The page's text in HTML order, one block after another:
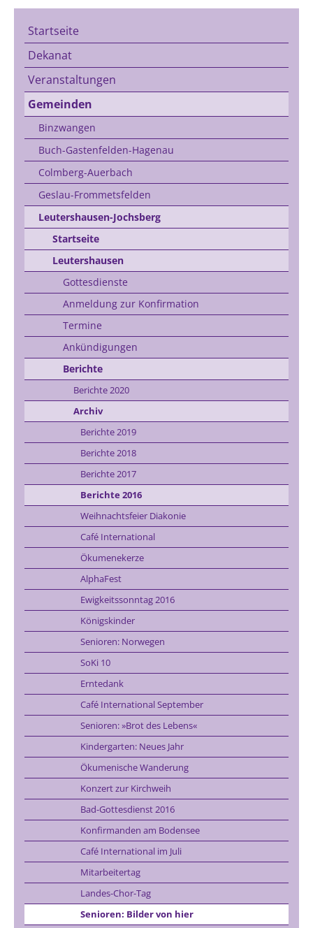
Startseite
Dekanat
Veranstaltungen
Gemeinden
Binzwangen
Buch-Gastenfelden-Hagenau
Colmberg-Auerbach
Geslau-Frommetsfelden
Leutershausen-Jochsberg
Startseite
Leutershausen
Gottesdienste
Anmeldung zur Konfirmation
Termine
Ankündigungen
Berichte
Berichte 2020
Archiv
Berichte 2019
Berichte 2018
Berichte 2017
Berichte 2016
Weihnachtsfeier Diakonie
Café International
Ökumenekerze
AlphaFest
Ewigkeitssonntag 2016
Königskinder
Senioren: Norwegen
SoKi 10
Erntedank
Café International September
Senioren: »Brot des Lebens«
Kindergarten: Neues Jahr
Ökumenische Wanderung
Konzert zur Kirchweih
Bad-Gottesdienst 2016
Konfirmanden am Bodensee
Café International im Juli
Mitarbeitertag
Landes-Chor-Tag
Senioren: Bilder von hier